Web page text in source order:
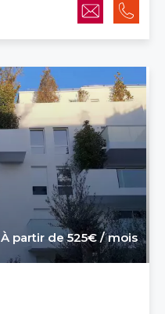
À partir de 525€ / mois